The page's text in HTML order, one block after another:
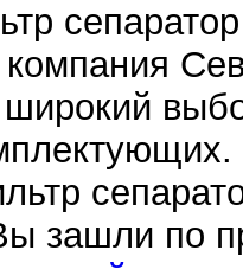
широкий
зашли по